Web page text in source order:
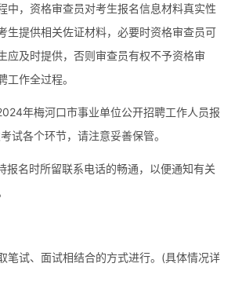
中，资格审查员对考生报名信息材料真实性
生提供相关佐证材料，必要时资格审查员可
应及时提供，否则审查员有权不予资格审
工作全过程。
年梅河口市事业单位公开招聘工作人员报
试各个环节，请注意妥善保管。
报名时所留联系电话的畅通，以便通知有关
笔试、面试相结合的方式进行。(具体情况详